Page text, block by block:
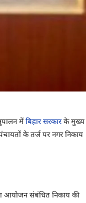
मेंबिहार सरकारके मुख्य
के तर्ज पर नगर निकाय
आयोजन संबंधित निकाय की